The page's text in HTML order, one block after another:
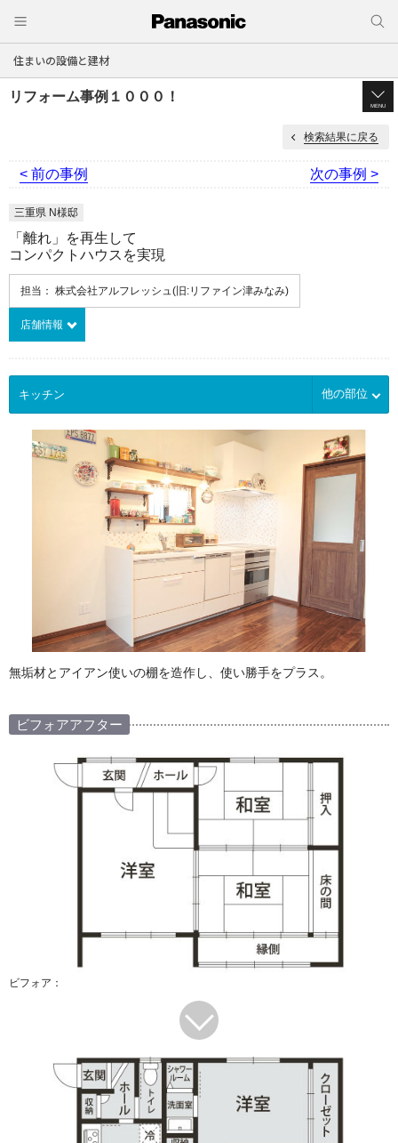
住まいの設備と建材
リフォーム事例１０００！
MENU
検索結果に戻る
< 前の事例 次の事例 >
三重県 N様邸
「離れ」を再生して
コンパクトハウスを実現
担当： 株式会社アルフレッシュ(旧:リファイン津みなみ)
店舗情報
他の部位
無垢材とアイアン使いの棚を造作し、使い勝手をプラス。
ビフォアアフター
ビフォア：